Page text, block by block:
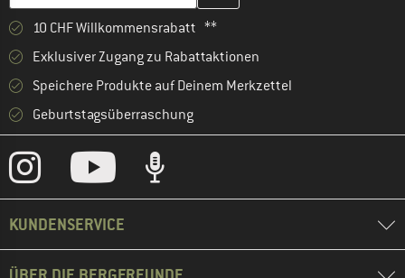
10 CHF Willkommensrabatt **
Exklusiver Zugang zu Rabattaktionen
Speichere Produkte auf Deinem Merkzettel
Geburtstagsüberraschung
KUNDENSERVICE